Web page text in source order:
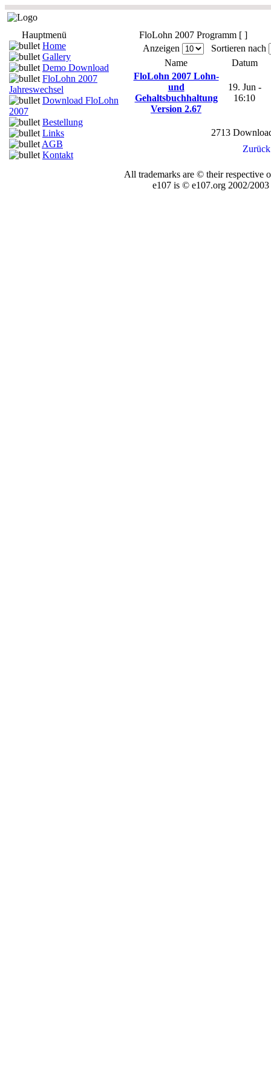
Hauptmenü
Home
Gallery
Demo Download
FloLohn 2007
Jahreswechsel
Download FloLohn
2007
Bestellung
Links
AGB
Kontakt
FloLohn 2007 Programm [ ]
Anzeigen
Sortieren nach
Name
Datum
FloLohn 2007 Lohn-
und
Gehaltsbuchhaltung
Version 2.67
19. Jun -
16:10
2713
All trademarks are © their respective
e107 is © e107.org 2002/